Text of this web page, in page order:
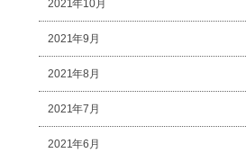
2021年10月
2021年9月
2021年8月
2021年7月
2021年6月